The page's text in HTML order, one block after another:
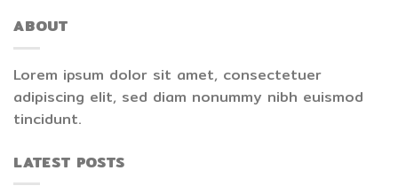
ABOUT
Lorem ipsum dolor sit amet, consectetuer
adipiscing elit, sed diam nonummy nibh euismod
tincidunt.
LATEST POSTS